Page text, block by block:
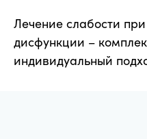
Лечение слабости
дисфункции –
индивидуальный